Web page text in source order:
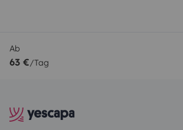
Ab
63 €/Tag